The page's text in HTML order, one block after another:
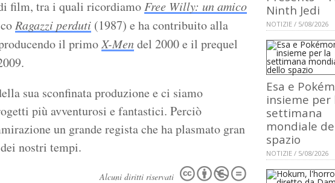
film, tra i quali ricordiamoFree Willy: un amico
Ragazzi perduti (1987) e ha contribuito alla
il primoX-Mendel 2000 e il prequel
sua sconfinata produzione e ci siamo
più avventurosi e fantastici. Perciò
un grande regista che ha plasmato gran
nostri tempi.
Alcuni diritti riservati
Ninth Jedi
NOTIZIE / 5/08/2026
Esa e
insieme per
settimana
mondiale
spazio
NOTIZIE / 5/08/2026